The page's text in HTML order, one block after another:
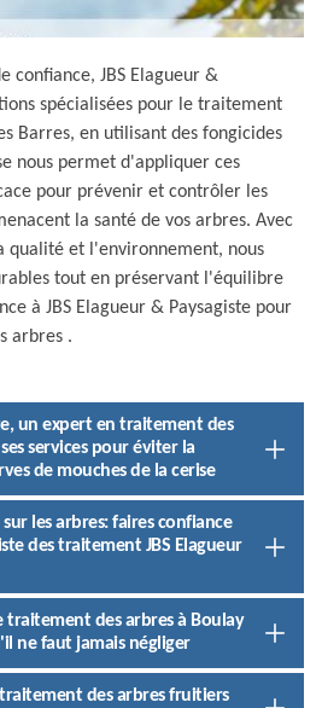
confiance, JBS Elagueur &
spécialisées pour le traitement
Barres, en utilisant des fongicides
nous permet d'appliquer ces
pour prévenir et contrôler les
la santé de vos arbres. Avec
qualité et l'environnement, nous
tout en préservant l'équilibre
à JBS Elagueur & Paysagiste pour
arbres .
un expert en traitement des
services pour éviter la
de mouches de la cerise
les arbres: faires confiance
des traitement JBS Elagueur
traitement des arbres à Boulay
ne faut jamais négliger
des arbres fruitiers